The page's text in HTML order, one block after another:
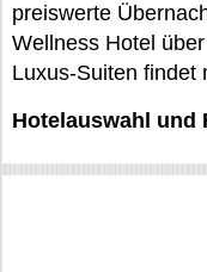
preiswerte
Wellness Hotel
Luxus-Suiten findet
Hotelauswahl und